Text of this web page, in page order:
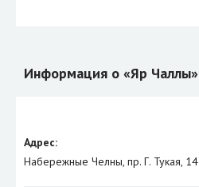
Информация о «Яр Чаллы»
Адрес:
Набережные Челны, пр. Г. Тукая, 14